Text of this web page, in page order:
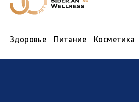
Здоровье Питание Косметика